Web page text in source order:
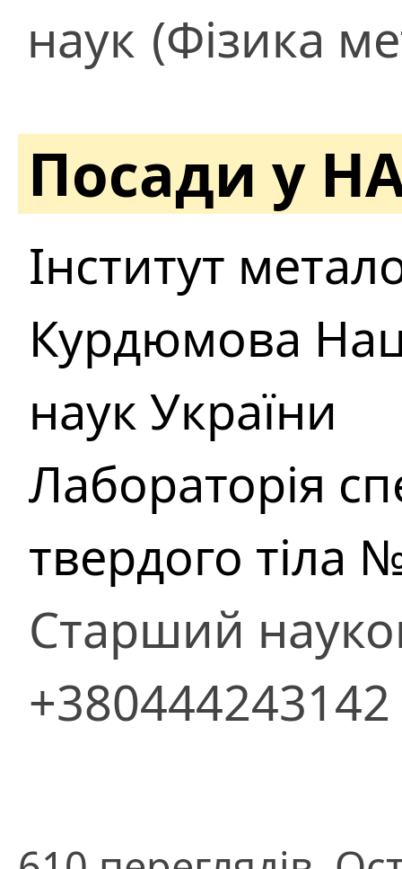
наук (Фізика
Посади у
Інститут
Курдюмова
наук України
Лабораторія
твердого тіла
Старший
+380444243142